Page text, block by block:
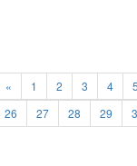
« 1 2 3 4 5
26
27 28 29